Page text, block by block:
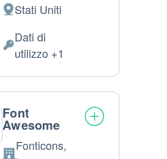
Luogo
del
trattamento:
Stati Uniti
Dati
Dati di
utilizzo +1
Font
Awesome
Fonticons,